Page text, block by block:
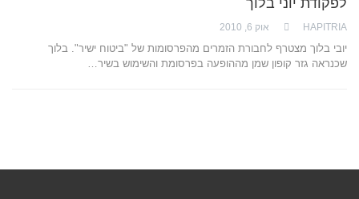
HAPITRIA אוק 6, 2010
יובי בלוך מצטרף לחבורת הזמרים מהפרסומות של "ביטוח ישיר". בלוך
שכנראה גזר קופון שמן מההופעה בפרסומת והשימוש בשיר…